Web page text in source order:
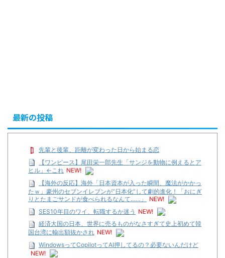
最新の投稿
先輩と後輩、距離が変わった日から始まる恋
【ワンピース】尾田栄一郎先生「サンジを動物に例えるとア
ヒル」←これ NEW!
【海外の反応】海外「日本資本が入った瞬間、魔法がかかっ
たｗ」豪州のセブンイレブンが”日本化”して劇的進化！「おにぎ
りとたまごサンドが食べられるなんて……」
NEW!
SES10年目のワイ、転職するか迷う NEW!
経済大国の日本、世界に売るものがなさすぎて史上初めて韓
国台湾に輸出額抜かされ NEW!
WindowsってCopilotってAI押してるの？必要ないんだけど
NEW!